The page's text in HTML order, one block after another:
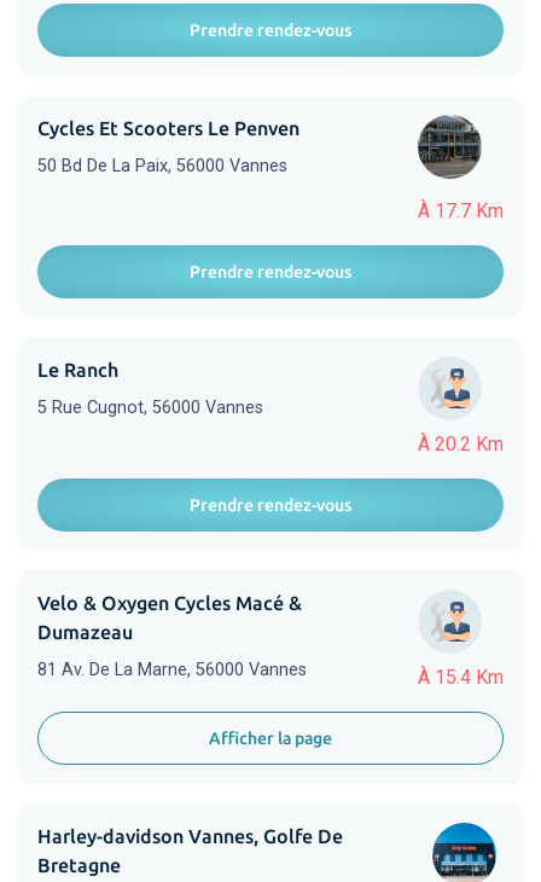
Prendre rendez-vous
À 17.7 Km
Cycles Et Scooters Le Penven
50 Bd De La Paix, 56000 Vannes
Prendre rendez-vous
À 20.2 Km
Le Ranch
5 Rue Cugnot, 56000 Vannes
Prendre rendez-vous
À 15.4 Km
Velo & Oxygen Cycles Macé &
Dumazeau
81 Av. De La Marne, 56000 Vannes
Afficher la page
Harley-davidson Vannes, Golfe De
Bretagne